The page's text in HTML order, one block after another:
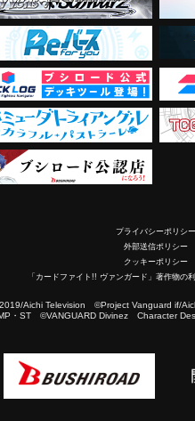
プライバシーポリシー
外部送信ポリシー
クッキーポリシー
「カードファイト!! ヴァンガード」著作物の
Aichi Television ©Project Vanguard if/
・ST ©VANGUARD Divinez Character